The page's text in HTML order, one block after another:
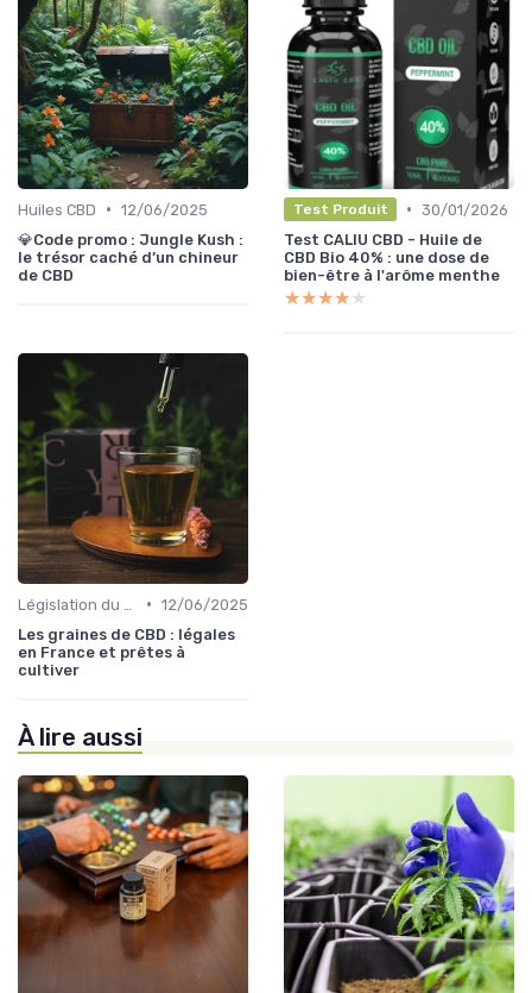
Huiles CBD • 12/06/2025
💎Code promo : Jungle Kush :
le trésor caché d’un chineur
de CBD
Test Produit • 30/01/2026
Test CALIU CBD - Huile de
CBD Bio 40% : une dose de
bien-être à l'arôme menthe
★★★★★
★★★★★
• 12/06/2025
Les graines de CBD : légales
en France et prêtes à
cultiver
À lire aussi